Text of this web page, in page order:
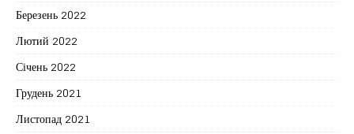
Березень 2022
Лютий 2022
Січень 2022
Грудень 2021
Листопад 2021